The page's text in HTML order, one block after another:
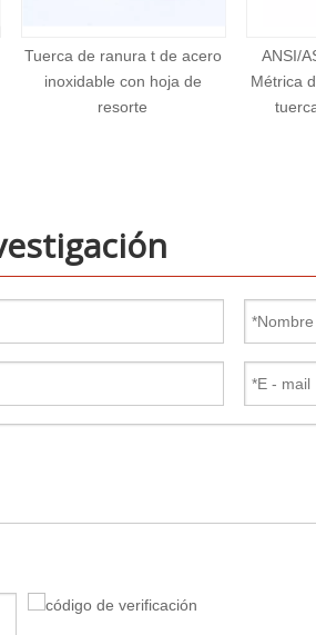
ANSI/ASME B 18.2.4.6M
Métrica de acero inoxidable
tuercas hexagonales